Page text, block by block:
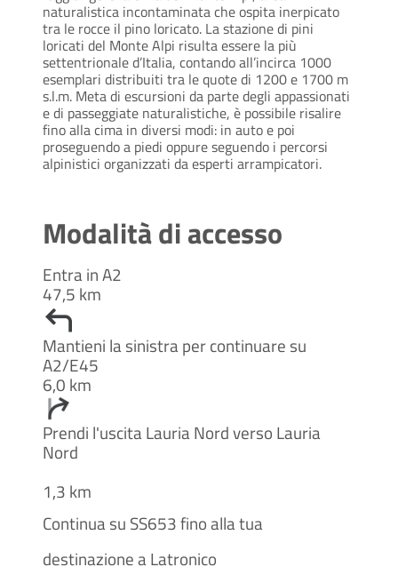
naturalistica incontaminata che ospita inerpicato
tra le rocce il pino loricato. La stazione di pini
loricati del Monte Alpi risulta essere la più
settentrionale d’Italia, contando all’incirca 1000
esemplari distribuiti tra le quote di 1200 e 1700 m
s.l.m. Meta di escursioni da parte degli appassionati
e di passeggiate naturalistiche, è possibile risalire
fino alla cima in diversi modi: in auto e poi
proseguendo a piedi oppure seguendo i percorsi
alpinistici organizzati da esperti arrampicatori.
Modalità di accesso
Entra in A2
47,5 km
Mantieni la sinistra per continuare su
A2/E45
6,0 km
Prendi l'uscita Lauria Nord verso Lauria
Nord
1,3 km
Continua su SS653 fino alla tua
destinazione a Latronico